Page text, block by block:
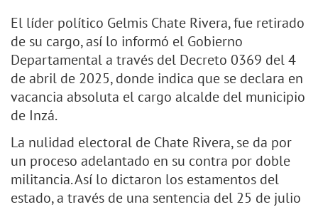
El líder político Gelmis Chate Rivera, fue retirado
de su cargo, así lo informó el Gobierno
Departamental a través del Decreto 0369 del 4
de abril de 2025, donde indica que se declara en
vacancia absoluta el cargo alcalde del municipio
de Inzá.
La nulidad electoral de Chate Rivera, se da por
un proceso adelantado en su contra por doble
militancia. Así lo dictaron los estamentos del
estado, a través de una sentencia del 25 de julio